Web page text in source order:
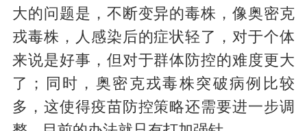
大的问题是，不断变异的毒株，像奥密克
戎毒株，人感染后的症状轻了，对于个体
来说是好事，但对于群体防控的难度更大
了；同时，奥密克戎毒株突破病例比较
多，这使得疫苗防控策略还需要进一步调